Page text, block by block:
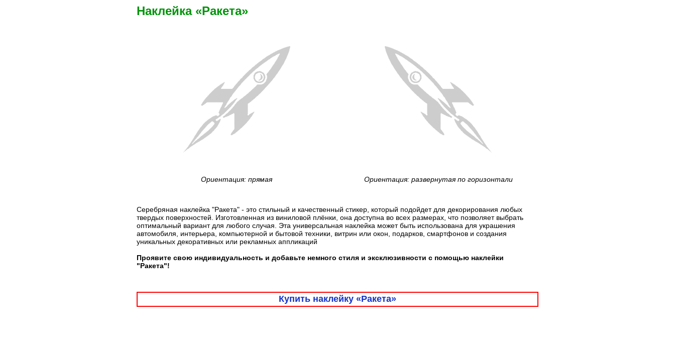
Наклейка «Ракета»
Ориентация: прямая Ориентация: развернутая по горизонтали
Серебряная наклейка "Ракета" - это стильный и качественный стикер, который подойдет для декорирования любых
твердых поверхностей. Изготовленная из виниловой плёнки, она доступна во всех размерах, что позволяет выбрать
оптимальный вариант для любого случая. Эта универсальная наклейка может быть использована для украшения
автомобиля, интерьера, компьютерной и бытовой техники, витрин или окон, подарков, смартфонов и создания
уникальных декоративных или рекламных аппликаций
Проявите свою индивидуальность и добавьте немного стиля и эксклюзивности с помощью наклейки
"Ракета"!
Купить наклейку «Ракета»